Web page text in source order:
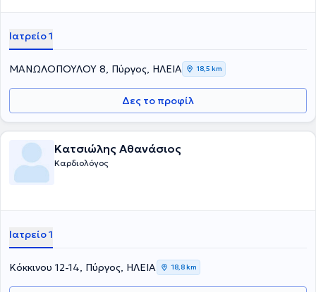
Ιατρείο 1
ΜΑΝΩΛΟΠΟΥΛΟΥ 8, Πύργος, ΗΛΕΙΑ 18,5 km
Δες το προφίλ
Κατσιώλης Αθανάσιος
Καρδιολόγος
Ιατρείο 1
Κόκκινου 12-14, Πύργος, ΗΛΕΙΑ 18,8 km